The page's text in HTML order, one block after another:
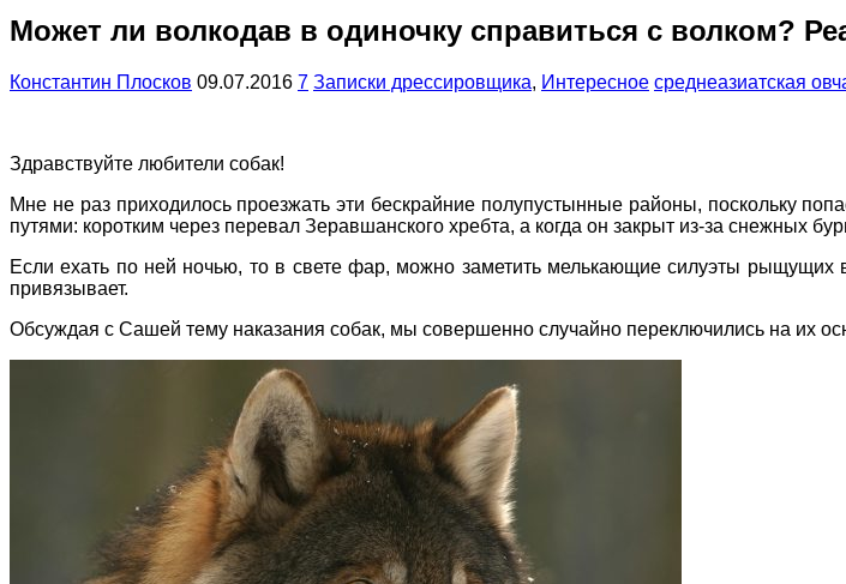
Может ли волкодав в одиночку справиться с волком?
Константин Плосков 09.07.2016 7 Записки дрессировщика, Интересное среднеазиатская
Здравствуйте любители собак!
Мне не раз приходилось проезжать эти бескрайние полупустынные районы, поскольку
путями: коротким через перевал Зеравшанского хребта, а когда он закрыт из-за снежных
Если ехать по ней ночью, то в свете фар, можно заметить мелькающие силуэты рыщущих
привязывает.
Обсуждая с Сашей тему наказания собак, мы совершенно случайно переключились на их